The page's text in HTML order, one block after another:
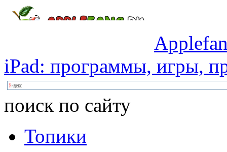
iPad: программы, игры,
поиск по сайту
Топики